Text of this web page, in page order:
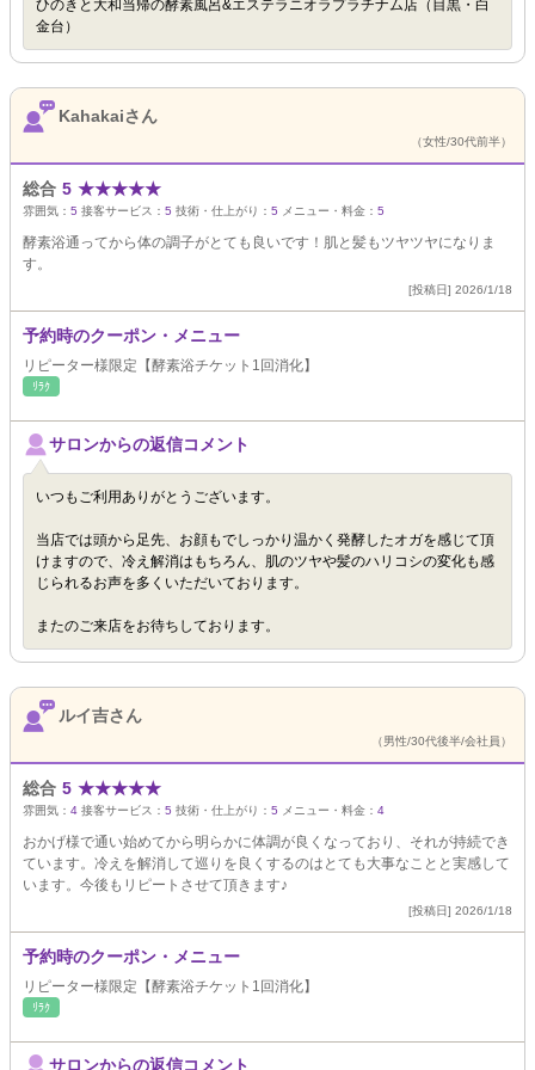
ひのきと大和当帰の酵素風呂&エステラニオラプラチナム店（目黒・白
金台）
Kahakaiさん
（女性/30代前半）
総合 5 ★★★★★
雰囲気： 5 接客サービス： 5 技術・仕上がり： 5 メニュー・料金： 5
酵素浴通ってから体の調子がとても良いです！肌と髪もツヤツヤになりま
す。
[投稿日] 2026/1/18
予約時のクーポン・メニュー
リピーター様限定【酵素浴チケット1回消化】
ﾘﾗｸ
サロンからの返信コメント
いつもご利用ありがとうございます。
当店では頭から足先、お顔もでしっかり温かく発酵したオガを感じて頂
けますので、冷え解消はもちろん、肌のツヤや髪のハリコシの変化も感
じられるお声を多くいただいております。
またのご来店をお待ちしております。
ルイ吉さん
（男性/30代後半/会社員）
総合 5 ★★★★★
雰囲気： 4 接客サービス： 5 技術・仕上がり： 5 メニュー・料金： 4
おかげ様で通い始めてから明らかに体調が良くなっており、それが持続でき
ています。冷えを解消して巡りを良くするのはとても大事なことと実感して
います。今後もリピートさせて頂きます♪
[投稿日] 2026/1/18
予約時のクーポン・メニュー
リピーター様限定【酵素浴チケット1回消化】
ﾘﾗｸ
サロンからの返信コメント